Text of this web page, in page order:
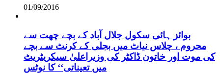
01/09/2016
بوائز ہائی سکول جلال آباد کے بچے چھت سے
محروم ، چلاس نیاٹ میں بجلی کے کرنٹ سے بچے
کی موت اور خاتون ڈاکٹر کی وزیراعلیٰ سیکریٹریٹ
میں تعیناتی‘‘ کا نوٹس